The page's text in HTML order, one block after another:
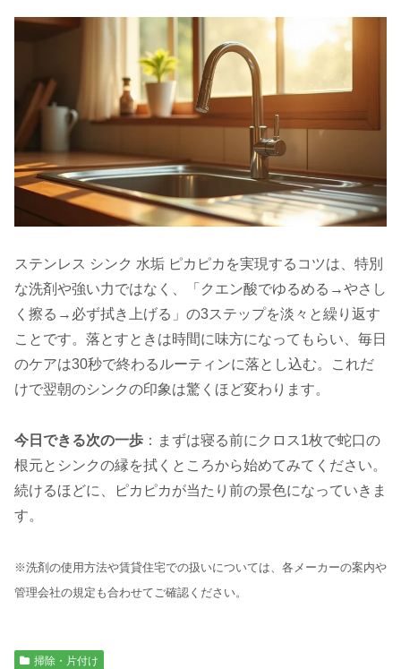
ステンレス シンク 水垢 ピカピカを実現するコツは、特別
な洗剤や強い力ではなく、「クエン酸でゆるめる→やさし
く擦る→必ず拭き上げる」の3ステップを淡々と繰り返す
ことです。落とすときは時間に味方になってもらい、毎日
のケアは30秒で終わるルーティンに落とし込む。これだ
けで翌朝のシンクの印象は驚くほど変わります。
今日できる次の一歩 ：まずは寝る前にクロス1枚で蛇口の
根元とシンクの縁を拭くところから始めてみてください。
続けるほどに、ピカピカが当たり前の景色になっていきま
す。
※洗剤の使用方法や賃貸住宅での扱いについては、各メーカーの案内や
管理会社の規定も合わせてご確認ください。
掃除・片付け